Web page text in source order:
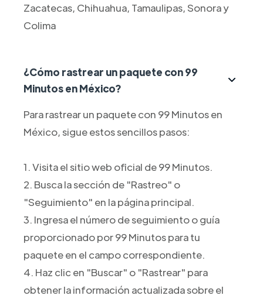
Zacatecas, Chihuahua, Tamaulipas, Sonora y
Colima
¿Cómo rastrear un paquete con 99
Minutos en México?
Para rastrear un paquete con 99 Minutos en
México, sigue estos sencillos pasos:
1. Visita el sitio web oficial de 99 Minutos.
2. Busca la sección de "Rastreo" o
"Seguimiento" en la página principal.
3. Ingresa el número de seguimiento o guía
proporcionado por 99 Minutos para tu
paquete en el campo correspondiente.
4. Haz clic en "Buscar" o "Rastrear" para
obtener la información actualizada sobre el